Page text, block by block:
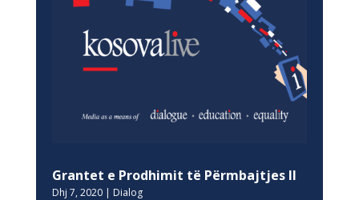
Grantet e Prodhimit të Përmbajtjes II
Dhj 7, 2020| Dialog